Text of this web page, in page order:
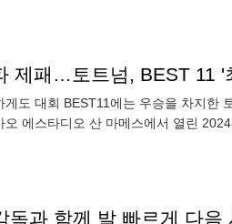
도 대회 BEST11에는 우승을 차지한
에스타디오 산 마메스에서 열린